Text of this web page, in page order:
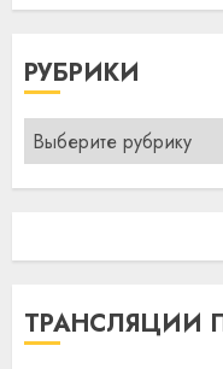
РУБРИКИ
Рубрики
ТРАНСЛЯЦИИ